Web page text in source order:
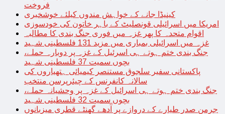
فروخت
کینیڈا جانے کے خواہش مندوں کیلئے خوشخبری
امریکا میں اسرائیلی قونصلیٹ کے باہر خاتون کی خودسوزی
اقوام متحدہ کا پھر غزہ میں فوری جنگ بندی کا مطالبہ
غزہ میں اسرائیلی بمباری میں مزید 131 فلسطینی شہید
جنگ بندی ختم ہوتے ہی اسرئیل کے غزہ پر دوبارہ حملے،
بچوں سمیت 37 فلسطینی شہید
پاکستانی سفیر سلجوق مستنصر کیمیائی ہتھیاروں کی
سالانہ کانفرنس کے چیئرپرسن منتخب
جنگ بندی ختم ہوتے ہی اسرائیل کے غزہ پر وحشیانہ حملے،
بچوں سمیت 32 فلسطینی شہید
جرمن صدر طیارے کے دروازے پر آدھے گھنٹے قطری میزبانوں